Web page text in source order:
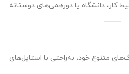
کار، دانشگاه یا دورهمی‌های دوستانه
متنوع خود، به‌راحتی با استایل‌های